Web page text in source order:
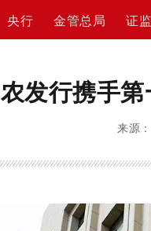
央行 金管总局 证
农发行携手
来源